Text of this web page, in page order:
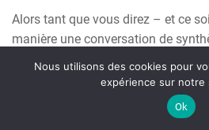
Alors tant que vous direz – et ce
manière une conversation de
direz «
on n’a pas le choix », sachez
vous n’aurez pas le choix, mais
Lumière doit éclairer chacun de
éclairer chacun de mes choix », la
Nous utilisons des cookies pour
expérience sur notre
Ok